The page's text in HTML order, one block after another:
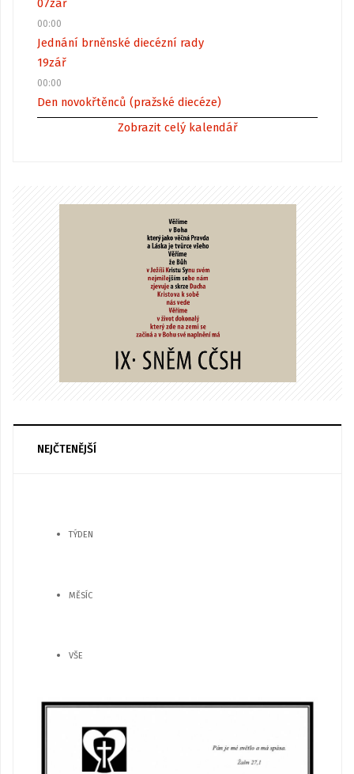
07zář
00:00
Jednání brněnské diecézní rady
19zář
00:00
Den novokřtěnců (pražské diecéze)
Zobrazit celý kalendář
NEJČTENĚJŠÍ
TÝDEN
MĚSÍC
VŠE